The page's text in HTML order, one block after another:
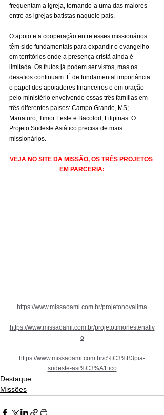
frequentam a igreja, tornando-a uma das maiores
entre as igrejas batistas naquele país.
O apoio e a cooperação entre esses missionários
têm sido fundamentais para expandir o evangelho
em territórios onde a presença cristã ainda é
limitada. Os frutos já podem ser vistos, mas os
desafios continuam. É de fundamental importância
o papel dos apoiadores financeiros e em oração
pelo ministério envolvendo essas três famílias em
três diferentes países: Campo Grande, MS;
Manaturo, Timor Leste e Bacolod, Filipinas. O
Projeto Sudeste Asiático precisa de mais
missionários.
VEJA NO SITE DA MISSÃO, OS TRÊS PROJETOS
EM PARCERIA:
https://www.missaoami.com.br/projetonovalima
https://www.missaoami.com.br/projetotimorlestenativ
o
https://www.missaoami.com.br/c%C3%B3pia-
sudeste-asi%C3%A1tico
Destaque
Missões